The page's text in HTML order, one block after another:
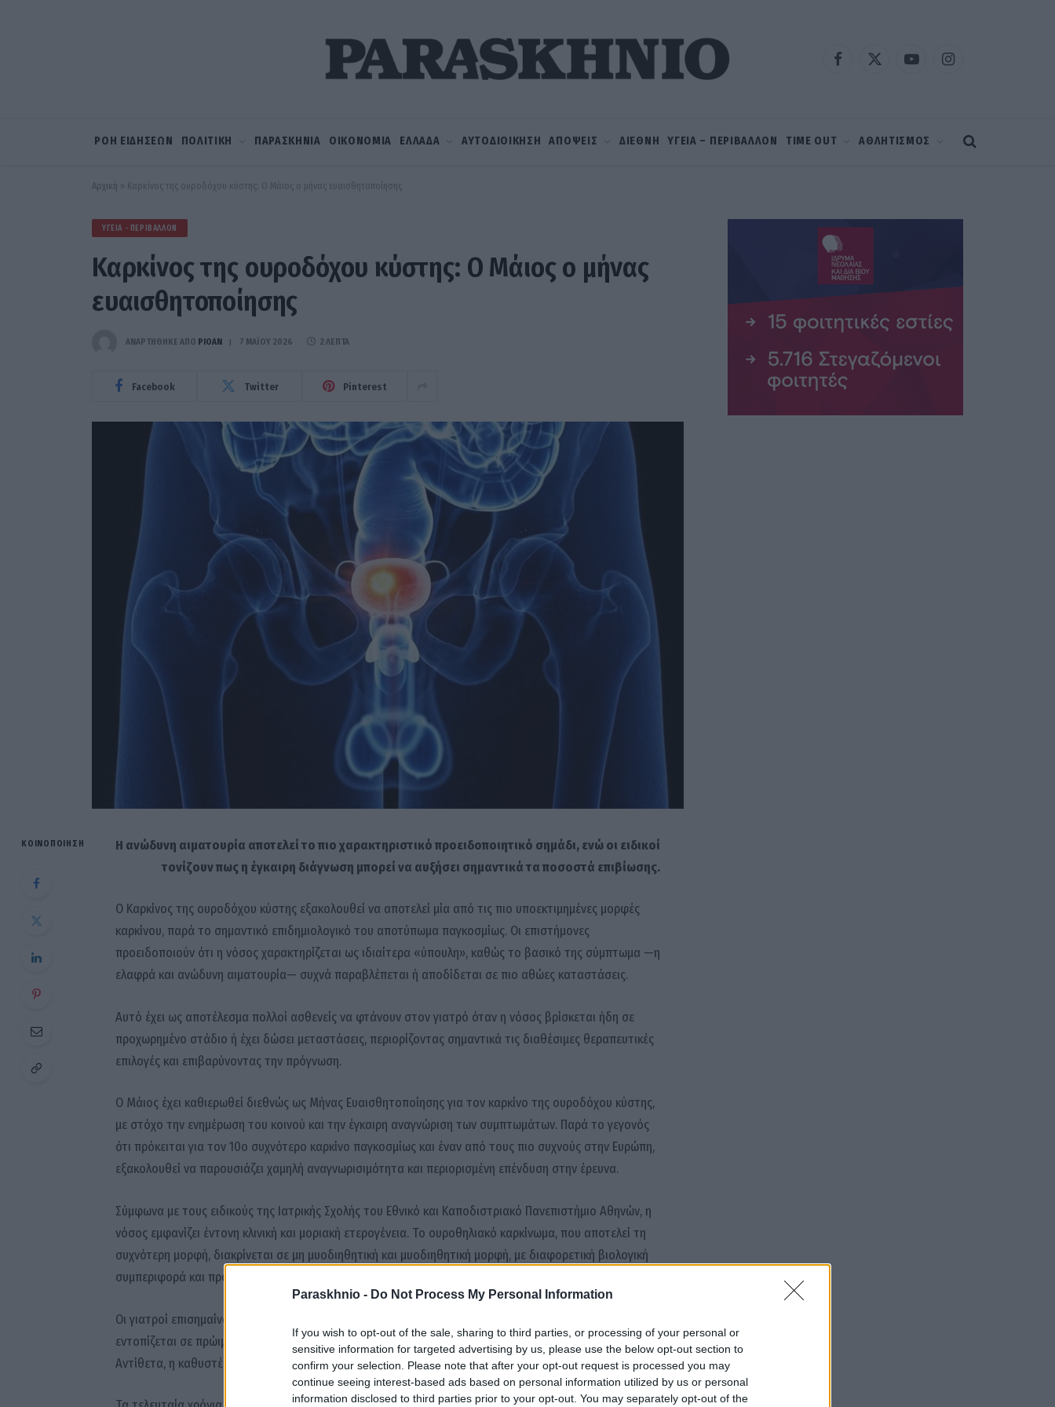
Paraskhnio - Do Not Process My Personal Information
If you wish to opt-out of the sale, sharing to third parties, or processing of your personal or
sensitive information for targeted advertising by us, please use the below opt-out section to
confirm your selection. Please note that after your opt-out request is processed you may
continue seeing interest-based ads based on personal information utilized by us or personal
information disclosed to third parties prior to your opt-out. You may separately opt-out of the
Facebook
X
YouTubeInstagram
ΡΟΗ ΕΙΔΗΣΕΩΝ ΠΟΛΙΤΙΚΗ ΠΑΡΑΣΚΗΝΙΑ ΟΙΚΟΝΟΜΙΑ ΕΛΛΑΔΑ ΑΥΤΟΔΙΟΙΚΗΣΗ ΑΠΟΨΕΙΣ ΔΙΕΘΝΗ ΥΓΕΙΑ – ΠΕΡΙΒΑΛΛΟΝ TIME OUT ΑΘΛΗΤΙΣΜΟΣ
Αρχική » Καρκίνος της ουροδόχου κύστης: Ο Μάιος ο μήνας ευαισθητοποίησης
ΥΓΕΊΑ - ΠΕΡΙΒΆΛΛΟΝ
Καρκίνος της ουροδόχου κύστης: Ο Μάιος ο μήνας
ευαισθητοποίησης
ΑΝΑΡΤΗΘΗΚΕ ΑΠΟ PIOAN 7 ΜΑΪ́ΟΥ 2026 2 ΛΕΠΤΆ
Facebook Twitter Pinterest
ΚΟΙΝΟΠΟΊΗΣΗ
Η ανώδυνη αιματουρία αποτελεί το πιο χαρακτηριστικό προειδοποιητικό σημάδι, ενώ οι ειδικοί
τονίζουν πως η έγκαιρη διάγνωση μπορεί να αυξήσει σημαντικά τα ποσοστά επιβίωσης.
Ο Καρκίνος της ουροδόχου κύστης εξακολουθεί να αποτελεί μία από τις πιο υποεκτιμημένες μορφές
καρκίνου, παρά το σημαντικό επιδημιολογικό του αποτύπωμα παγκοσμίως. Οι επιστήμονες
προειδοποιούν ότι η νόσος χαρακτηρίζεται ως ιδιαίτερα «ύπουλη», καθώς το βασικό της σύμπτωμα —η
ελαφρά και ανώδυνη αιματουρία— συχνά παραβλέπεται ή αποδίδεται σε πιο αθώες καταστάσεις.
Αυτό έχει ως αποτέλεσμα πολλοί ασθενείς να φτάνουν στον γιατρό όταν η νόσος βρίσκεται ήδη σε
προχωρημένο στάδιο ή έχει δώσει μεταστάσεις, περιορίζοντας σημαντικά τις διαθέσιμες θεραπευτικές
επιλογές και επιβαρύνοντας την πρόγνωση.
Ο Μάιος έχει καθιερωθεί διεθνώς ως Μήνας Ευαισθητοποίησης για τον καρκίνο της ουροδόχου κύστης,
με στόχο την ενημέρωση του κοινού και την έγκαιρη αναγνώριση των συμπτωμάτων. Παρά το γεγονός
ότι πρόκειται για τον 10ο συχνότερο καρκίνο παγκοσμίως και έναν από τους πιο συχνούς στην Ευρώπη,
εξακολουθεί να παρουσιάζει χαμηλή αναγνωρισιμότητα και περιορισμένη επένδυση στην έρευνα.
Σύμφωνα με τους ειδικούς της Ιατρικής Σχολής του Εθνικό και Καποδιστριακό Πανεπιστήμιο Αθηνών, η
νόσος εμφανίζει έντονη κλινική και μοριακή ετερογένεια. Το ουροθηλιακό καρκίνωμα, που αποτελεί τη
συχνότερη μορφή, διακρίνεται σε μη μυοδιηθητική και μυοδιηθητική μορφή, με διαφορετική βιολογική
συμπεριφορά και πρόγνωση.
Οι γιατροί επισημαίνουν ότι η έγκαιρη διάγνωση είναι καθοριστικής σημασίας, καθώς όταν η νόσος
εντοπίζεται σε πρώιμο στάδιο, τα ποσοστά επιβίωσης μπορούν να προσεγγίσουν ακόμη και το 90%.
Αντίθετα, η καθυστέρηση στην αναζήτηση ιατρικής βοήθειας συνδέεται άμεσα με χειρότερη έκβαση.